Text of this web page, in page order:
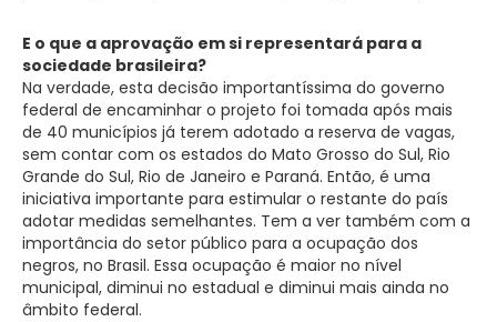
E o que a aprovação em si representará para a
sociedade brasileira?
Na verdade, esta decisão importantíssima do governo
federal de encaminhar o projeto foi tomada após mais
de 40 municípios já terem adotado a reserva de vagas,
sem contar com os estados do Mato Grosso do Sul, Rio
Grande do Sul, Rio de Janeiro e Paraná. Então, é uma
iniciativa importante para estimular o restante do país
adotar medidas semelhantes. Tem a ver também com a
importância do setor público para a ocupação dos
negros, no Brasil. Essa ocupação é maior no nível
municipal, diminui no estadual e diminui mais ainda no
âmbito federal.